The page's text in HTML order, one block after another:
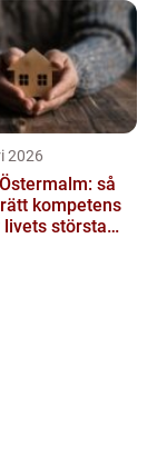
2026
så
kompetens
största